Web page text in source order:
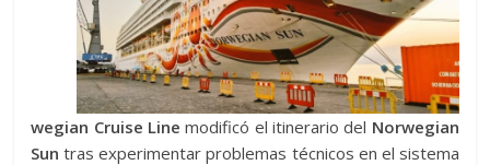
wegian Cruise Line modificó el itinerario del Norwegian
Sun tras experimentar problemas técnicos en el sistema